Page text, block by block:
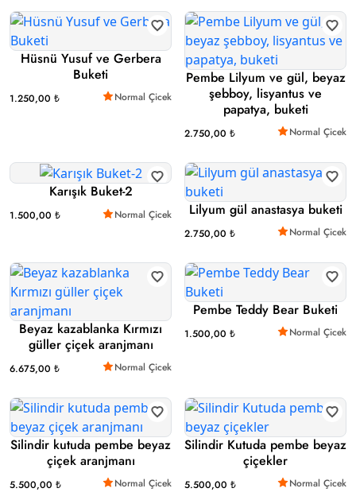
Hüsnü Yusuf ve Gerbera
Buketi
1.250,00 ₺ Normal Çicek
Pembe Lilyum ve gül, beyaz
şebboy, lisyantus ve
papatya, buketi
2.750,00 ₺ Normal Çicek
Karışık Buket-2
1.500,00 ₺ Normal Çicek Lilyum gül anastasya buketi
2.750,00 ₺ Normal Çicek
Beyaz kazablanka Kırmızı
güller çiçek aranjmanı
6.675,00 ₺ Normal Çicek
Pembe Teddy Bear Buketi
1.500,00 ₺ Normal Çicek
Silindir kutuda pembe beyaz
çiçek aranjmanı
5.500,00 ₺ Normal Çicek
Silindir Kutuda pembe beyaz
çiçekler
5.500,00 ₺ Normal Çicek